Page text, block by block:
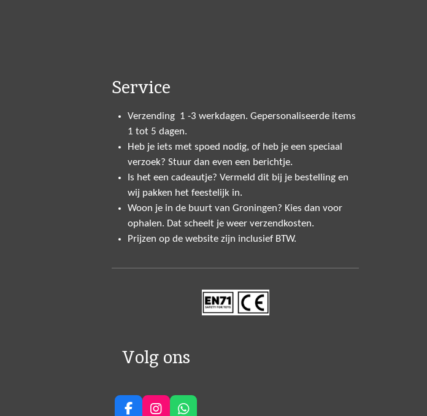
Service
Verzending 1 -3 werkdagen. Gepersonaliseerde items
1 tot 5 dagen.
Heb je iets met spoed nodig, of heb je een speciaal
verzoek? Stuur dan even een berichtje.
Is het een cadeautje? Vermeld dit bij je bestelling en
wij pakken het feestelijk in.
Woon je in de buurt van Groningen? Kies dan voor
ophalen. Dat scheelt je weer verzendkosten.
Prijzen op de website zijn inclusief BTW.
Volg ons
F I W